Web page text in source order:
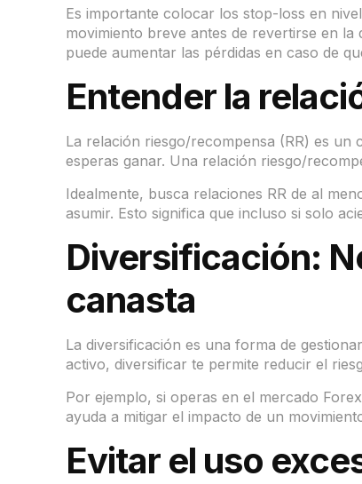
Es importante colocar los stop-loss en
movimiento breve antes de revertirse en la
puede aumentar las pérdidas en caso de
Entender la
La relación riesgo/recompensa (RR) es
esperas ganar. Una relación riesgo/
Idealmente, busca relaciones RR de al
asumir. Esto significa que incluso si solo
Diversificación:
canasta
La diversificación es una forma de
activo, diversificar te permite reducir el
Por ejemplo, si operas en el mercado
ayuda a mitigar el impacto de un
Evitar el uso